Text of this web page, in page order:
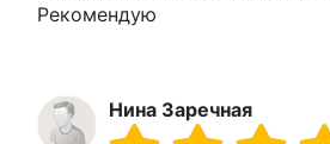
Рекомендую
Нина Заречная